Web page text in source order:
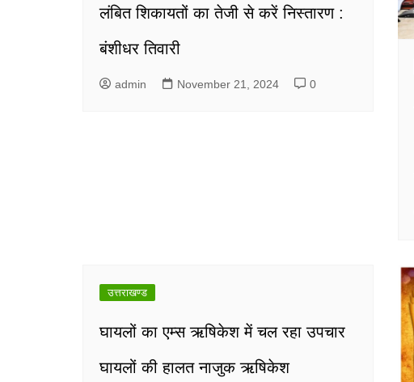
लंबित शिकायतों का तेजी से करें निस्तारण :
बंशीधर तिवारी
admin November 21, 2024 0
उत्तराखण्ड
घायलों का एम्स ऋषिकेश में चल रहा उपचार
घायलों की हालत नाजुक ऋषिकेश